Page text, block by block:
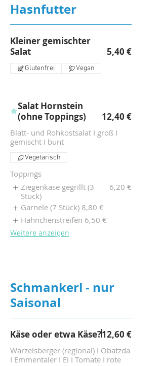
Hasnfutter
Kleiner gemischter
Salat
5,40 €
Glutenfrei Vegan
Salat Hornstein
(ohne Toppings)
Blatt- und Rohkostsalat I groß I
gemischt I bunt
12,40 €
Vegetarisch
Toppings
Ziegenkäse gegrillt (3
Stück)
6,20 €
Garnele (7 Stück) 8,80 €
Hähnchenstreifen 6,50 €
Weitere anzeigen
Schmankerl - nur
Saisonal
Käse oder etwa Käse?
Warzelsberger (regional) I Obatzda
I Emmentaler I Ei I Tomate I rote
12,60 €